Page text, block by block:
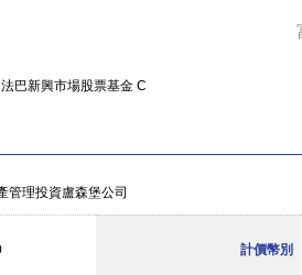
法巴新興市場股票基金 C
管理投資盧森堡公司
計價幣別